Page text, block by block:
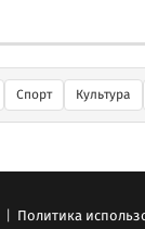
Спорт Культура
| Политика